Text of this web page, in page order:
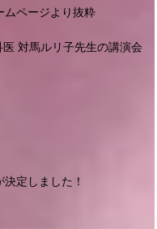
ページより抜粋
対馬ルリ子先生の講演会
定しました！